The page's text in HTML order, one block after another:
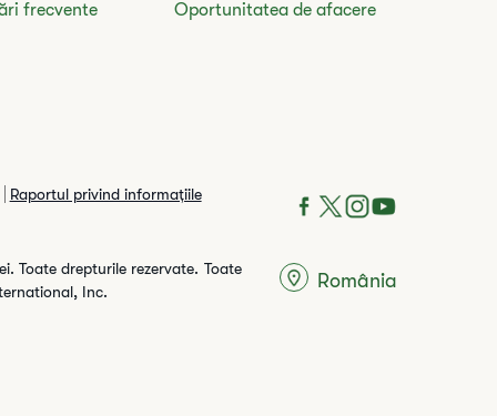
frecvente
Oportunitatea de afacere
Raportul privind informaţiile
Toate drepturile rezervate. Toate
Inc.
România